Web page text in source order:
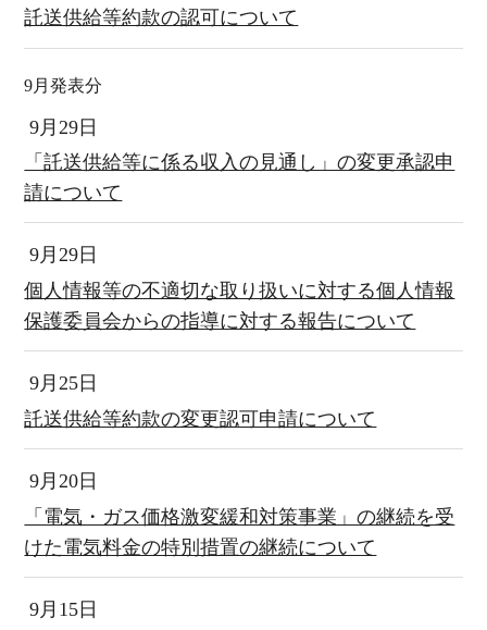
託送供給等約款の認可について
9月発表分
9月29日
「託送供給等に係る収入の見通し」の変更承認申
請について
9月29日
個人情報等の不適切な取り扱いに対する個人情報
保護委員会からの指導に対する報告について
9月25日
託送供給等約款の変更認可申請について
9月20日
「電気・ガス価格激変緩和対策事業」の継続を受
けた電気料金の特別措置の継続について
9月15日